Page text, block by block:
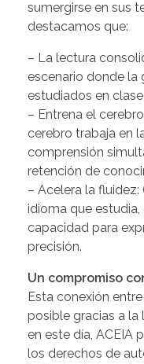
sumergirse en sus
destacamos que:
– La lectura
escenario donde la
estudiados en
– Entrena el
cerebro trabaja en
comprensión
retención de
– Acelera la
idioma que
capacidad para
precisión.
Un compromiso
Esta conexión
posible gracias a la
en este día, ACEIA
los derechos de